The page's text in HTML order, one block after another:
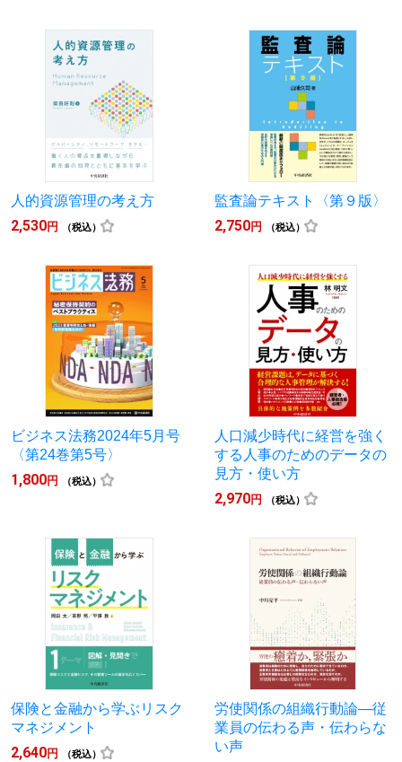
人的資源管理の考え方
2,530円 （税込）
監査論テキスト〈第９版〉
2,750円 （税込）
ビジネス法務2024年5月号
〈第24巻第5号〉
1,800円 （税込）
人口減少時代に経営を強く
する人事のためのデータの
見方・使い方
2,970円 （税込）
保険と金融から学ぶリスク
マネジメント
2,640円 （税込）
労使関係の組織行動論―従
業員の伝わる声・伝わらな
い声